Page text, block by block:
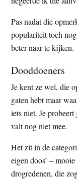
e
Pas nadat die
populariteit toch
beter naar te kijken.
Dooddoeners
Je kent ze wel, die
gaten hebt maar
iets niet. Je
valt nog niet mee.
Het zit in de
eigen doos’ –
drogredenen, die